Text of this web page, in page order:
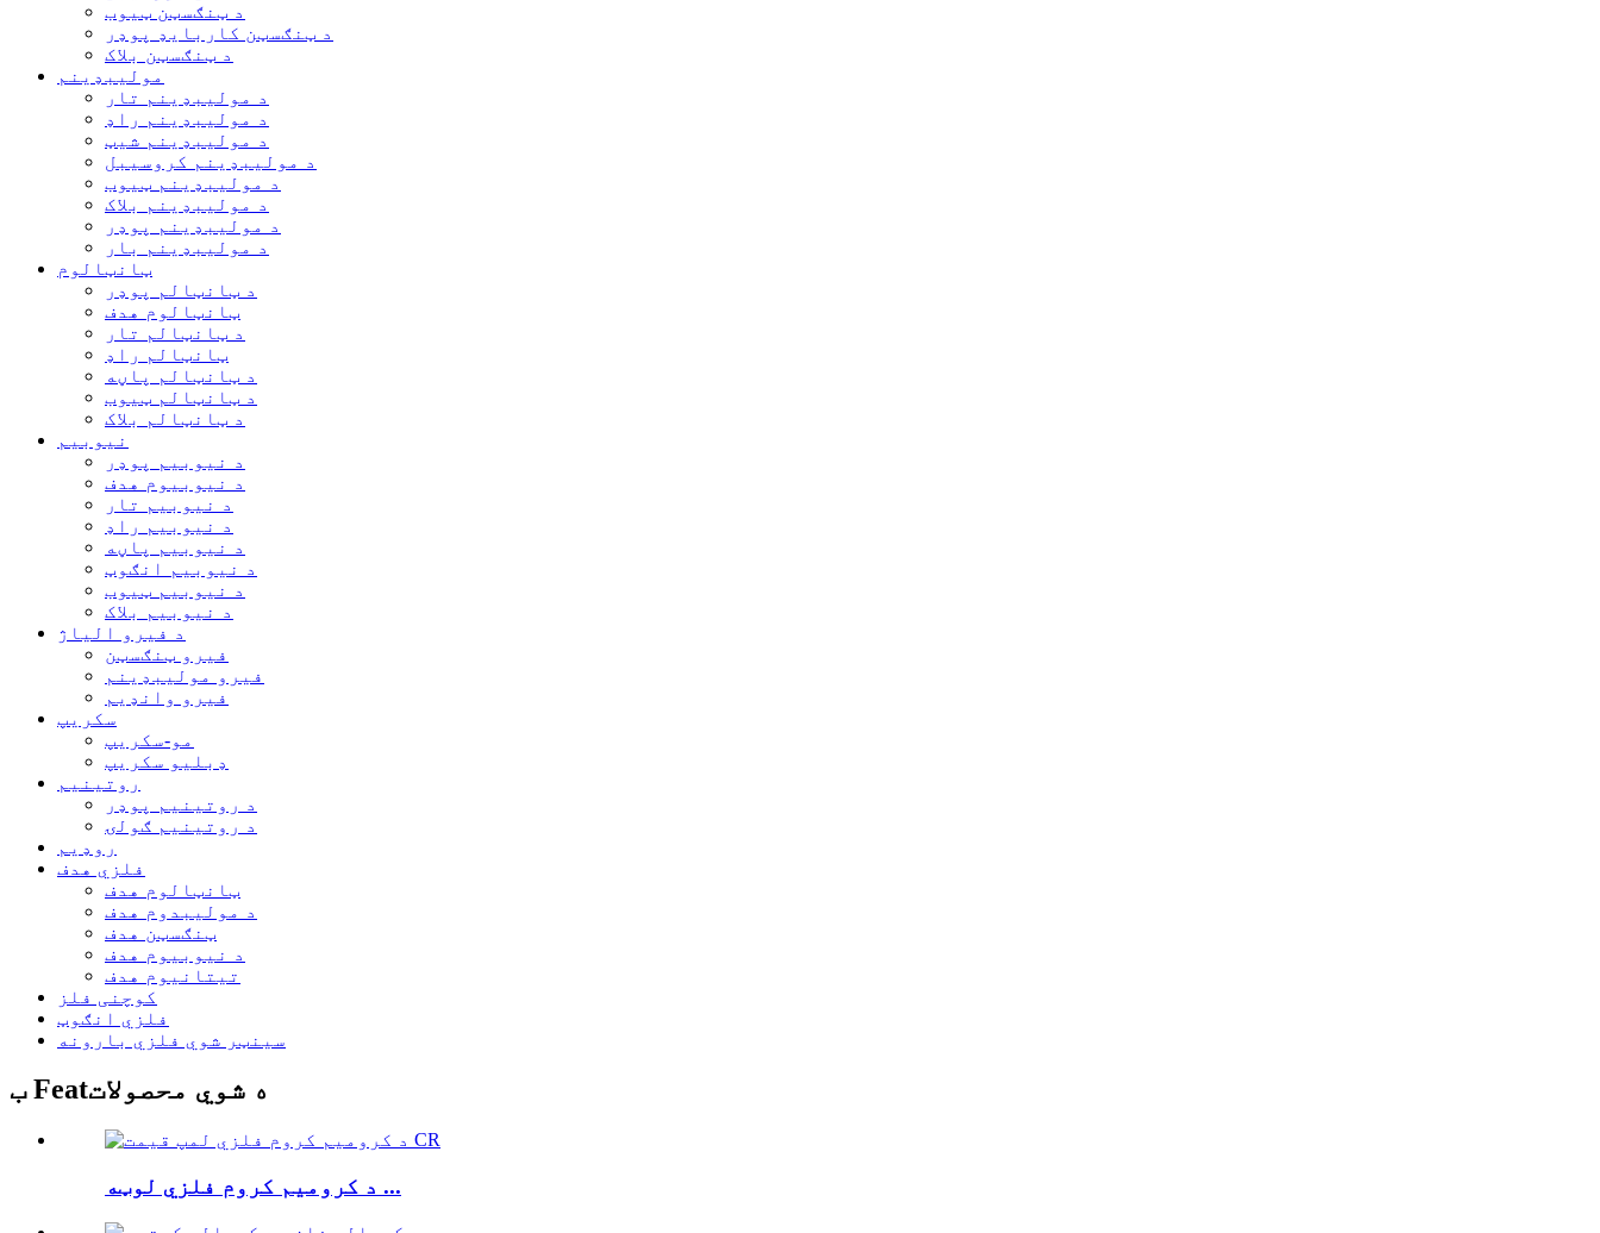
د ټنګسټن ټیوب
د ټنګسټن کاربایډ پوډر
د ټنګسټن بلاک
مولیبډینم
د مولیبډینم تار
د مولیبډینم راډ
د مولیبډینم شیټ
د مولیبډینم کروسیبل
د مولیبډینم ټیوب
د مولیبډینم بلاک
د مولیبډینم پوډر
د مولیبډینم بار
ټانټالوم
د ټانټالم پوډر
ټانټالوم هدف
د ټانټالم تار
ټانټالم راډ
د ټانټالم پاڼه
د ټانټالم ټیوب
د ټانټالم بلاک
نیوبیم
د نیوبیم پوډر
د نیوبیوم هدف
د نیوبیم تار
د نیوبیم راډ
د نیوبیم پاڼه
د نیوبیم انګوټ
د نیوبیم ټیوب
د نیوبیم بلاک
د فیرو الیاژ
فیرو ټنګسټن
فیرو مولیبډینم
فیرو وانډیم
سکریپ
مو-سکریپ
ډبلیو سکریپ
روتینیم
د روتینیم پوډر
د روتینیم ګولۍ
روډیم
فلزي هدف
ټانټالوم هدف
د مولیبدوم هدف
ټنګسټن هدف
د نیوبیوم هدف
تیتانیوم هدف
کوچنی فلز
فلزي انګوټ
سینټر شوي فلزي بارونه
ب Featه شوي محصولات
د کرومیم کروم فلزي لوټه ...